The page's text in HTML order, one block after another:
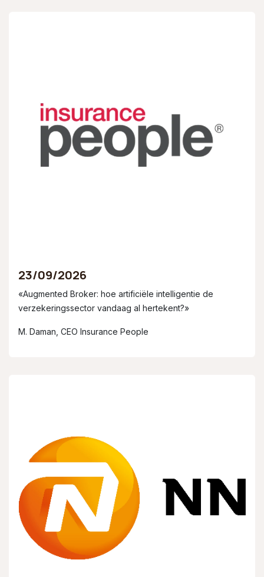
23/09/2026
«Augmented Broker: hoe artificiële intelligentie de
verzekeringssector vandaag al hertekent?»
M. Daman, CEO Insurance People